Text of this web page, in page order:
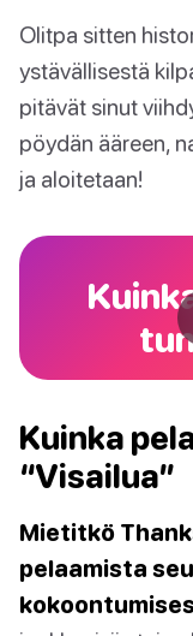
Olitpa sitten
ystävällisestä
pitävät sinut
pöydän ääreen,
ja aloitetaan!
Kuinka
“Visailua”
Mietitkö
pelaamista